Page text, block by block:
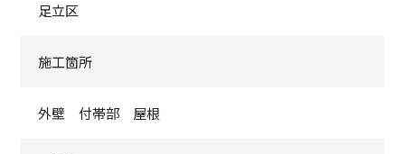
足立区
施工箇所
外壁 付帯部 屋根